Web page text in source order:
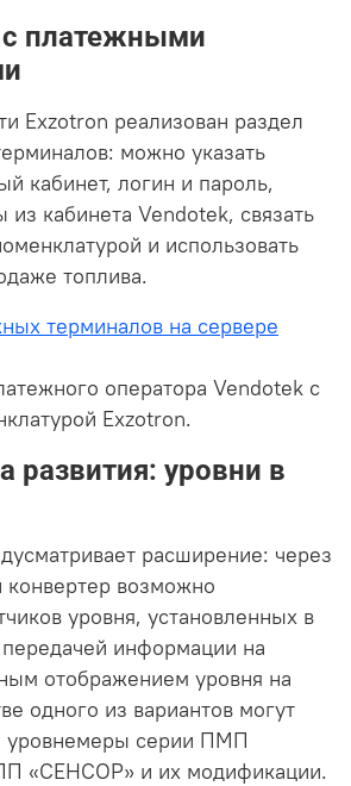
с платежными
Exzotron реализован раздел
можно указать
кабинет, логин и пароль,
из кабинета Vendotek, связать
и использовать
топлива.
оператора Vendotek с
Exzotron.
развития: уровни в
расширение: через
возможно
уровня, установленных в
информации на
отображением уровня на
одного из вариантов могут
уровнемеры серии ПМП
«СЕНСОР» и их модификации.